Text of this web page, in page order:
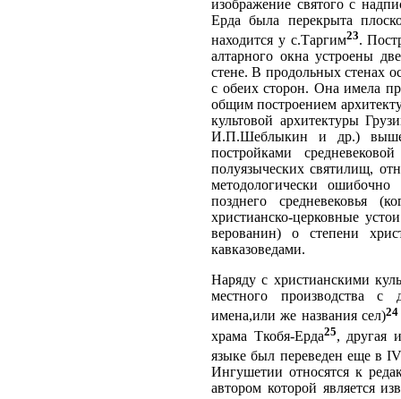
изображение святого с
Ерда была перекрыта
находится у с.Таргим23.
алтарного окна устроены
стене. В продольных стенах
с обеих сторон. Она имела
общим построением
культовой архитектуры
И.П.Шеблыкин и др.)
постройками
полуязыческих святилищ,
методологически
позднего средневековья
христианско-церковные
верованин) о степени
кавказоведами.
Наряду с христианскими
местного производства с
имена,или же названия сел)24
храма Ткобя-Ерда25, другая
языке был переведен еще в
Ингушетии относятся к
автором которой является